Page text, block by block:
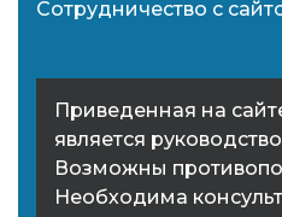
Сотрудничество с
Приведенная на
является
Возможны
Необходима